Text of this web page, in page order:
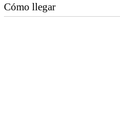
Cómo llegar